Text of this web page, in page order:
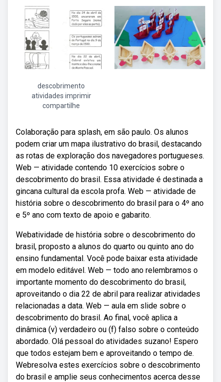
descobrimento
atividades imprimir
compartilhe
Colaboração para splash, em são paulo. Os alunos
podem criar um mapa ilustrativo do brasil, destacando
as rotas de exploração dos navegadores portugueses.
Web — atividade contendo 10 exercícios sobre o
descobrimento do brasil. Essa atividade é destinada a
gincana cultural da escola profa. Web — atividade de
história sobre o descobrimento do brasil para o 4º ano
e 5º ano com texto de apoio e gabarito.
Webatividade de história sobre o descobrimento do
brasil, proposto a alunos do quarto ou quinto ano do
ensino fundamental. Você pode baixar esta atividade
em modelo editável. Web — todo ano relembramos o
importante momento do descobrimento do brasil,
aproveitando o dia 22 de abril para realizar atividades
relacionadas a data. Web — aula em slide sobre o
descobrimento do brasil. Ao final, você aplica a
dinâmica (v) verdadeiro ou (f) falso sobre o conteúdo
abordado. Olá pessoal do atividades suzano! Espero
que todos estejam bem e aproveitando o tempo de.
Webresolva estes exercícios sobre o descobrimento
do brasil e amplie seus conhecimentos acerca desse